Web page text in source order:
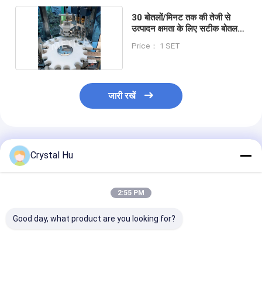
30 बोतलों/मिनट तक की तेजी से
उत्पादन क्षमता के लिए सटीक बोतल
Price： 1 SET
जारी रखें
अनुशंसित उत्पाद
Crystal Hu
2:55 PM
Good day, what product are you looking for?